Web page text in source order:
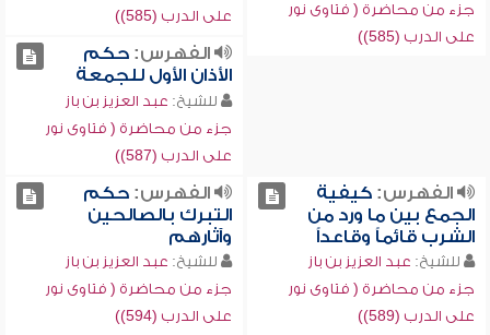
جزء من محاضرة ( فتاوى نور
على الدرب (585))
على الدرب (585))
الفهرس:حكم
الأذان الأول للجمعة
للشيخ: عبد العزيز بن باز
جزء من محاضرة ( فتاوى نور
على الدرب (587))
الفهرس:كيفية
الجمع بين ما ورد من
الشرب قائماً وقاعداً
للشيخ: عبد العزيز بن باز
جزء من محاضرة ( فتاوى نور
على الدرب (589))
الفهرس:حكم
التبرك بالصالحين
وآثارهم
للشيخ: عبد العزيز بن باز
جزء من محاضرة ( فتاوى نور
على الدرب (594))